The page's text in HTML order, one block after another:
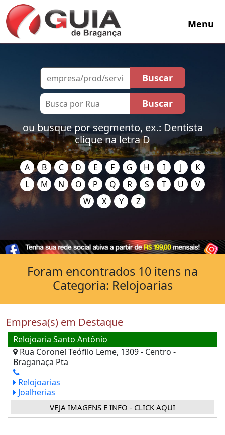
Menu
ou busque por segmento, ex.: Dentista
clique na letra D
A B C D E F G H I J
K
L
M N O P Q R S T U
V
W
X Y Z
Empresa(s) em Destaque
Relojoaria Santo Antônio
Rua Coronel Teófilo Leme, 1309 - Centro -
Braganaça Pta
Relojoarias
Joalherias
VEJA IMAGENS E INFO - CLICK AQUI
Foram encontrados 10 itens na
Categoria: Relojoarias